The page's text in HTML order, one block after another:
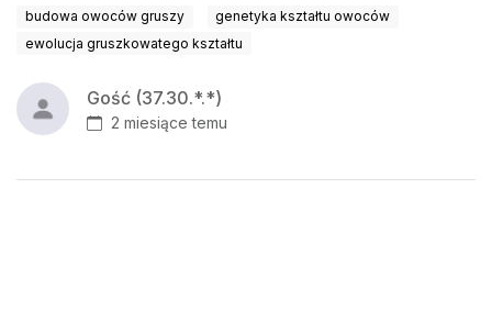
budowa owoców gruszy
genetyka kształtu owoców
ewolucja gruszkowatego kształtu
Gość (37.30.*.*)
2 miesiące temu